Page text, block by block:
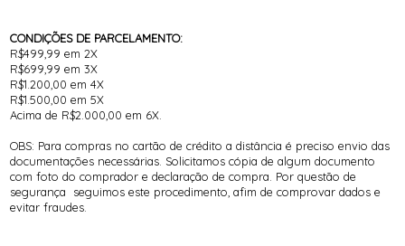
CONDIÇÕES DE PARCELAMENTO:
R$499,99 em 2X
R$699,99 em 3X
R$1.200,00 em 4X
R$1.500,00 em 5X
Acima de R$2.000,00 em 6X.
OBS: Para compras no cartão de crédito a distância é preciso envio das
documentações necessárias. Solicitamos cópia de algum documento
com foto do comprador e declaração de compra. Por questão de
segurança seguimos este procedimento, afim de comprovar dados e
evitar fraudes.